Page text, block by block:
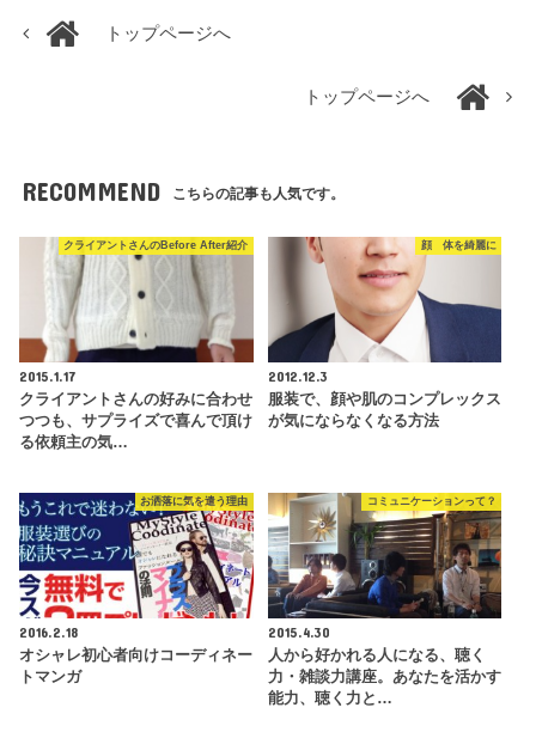
トップページへ
トップページへ
RECOMMEND こちらの記事も人気です。
クライアントさんのBefore After紹介
2015.1.17
クライアントさんの好みに合わせ
つつも、サプライズで喜んで頂け
る依頼主の気…
顔 体を綺麗に
2012.12.3
服装で、顔や肌のコンプレックス
が気にならなくなる方法
お洒落に気を遣う理由
2016.2.18
オシャレ初心者向けコーディネー
トマンガ
コミュニケーションって？
2015.4.30
人から好かれる人になる、聴く
力・雑談力講座。あなたを活かす
能力、聴く力と…